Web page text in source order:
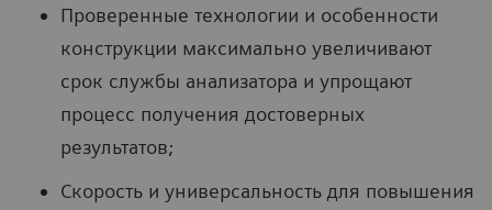
Проверенные технологии и особенности
конструкции максимально увеличивают
срок службы анализатора и упрощают
процесс получения достоверных
результатов;
Скорость и универсальность для повышения